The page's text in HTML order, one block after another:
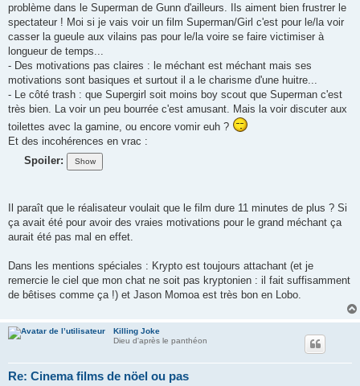
problème dans le Superman de Gunn d'ailleurs. Ils aiment bien frustrer le
spectateur ! Moi si je vais voir un film Superman/Girl c'est pour le/la voir
casser la gueule aux vilains pas pour le/la voire se faire victimiser à
longueur de temps...
- Des motivations pas claires : le méchant est méchant mais ses
motivations sont basiques et surtout il a le charisme d'une huitre...
- Le côté trash : que Supergirl soit moins boy scout que Superman c'est
très bien. La voir un peu bourrée c'est amusant. Mais la voir discuter aux
toilettes avec la gamine, ou encore vomir euh ?
Et des incohérences en vrac :
Spoiler:
Il paraît que le réalisateur voulait que le film dure 11 minutes de plus ? Si
ça avait été pour avoir des vraies motivations pour le grand méchant ça
aurait été pas mal en effet.
Dans les mentions spéciales : Krypto est toujours attachant (et je
remercie le ciel que mon chat ne soit pas kryptonien : il fait suffisamment
de bêtises comme ça !) et Jason Momoa est très bon en Lobo.
Killing Joke
Dieu d'après le panthéon
Re: Cinema films de nöel ou pas